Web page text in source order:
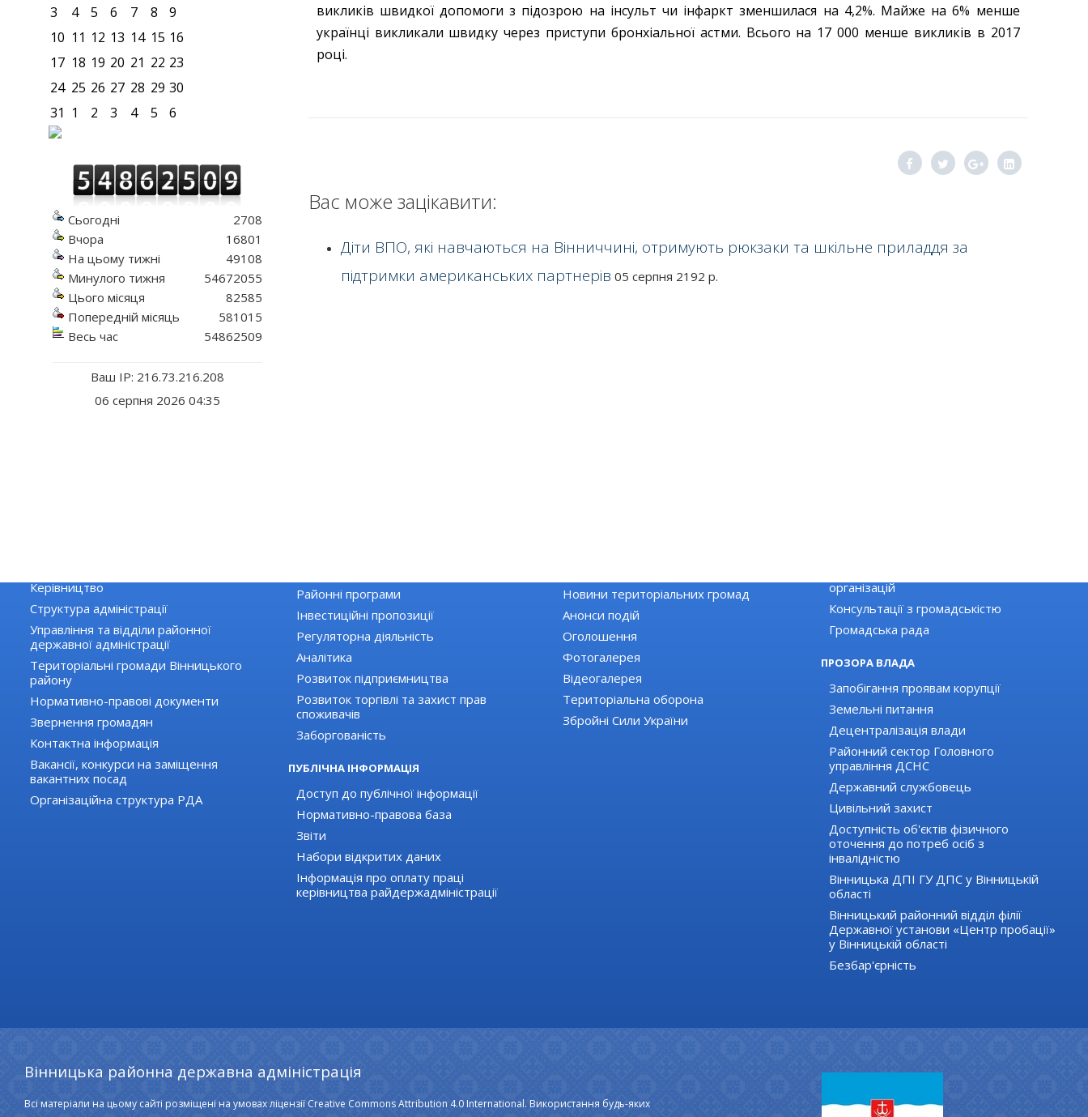
3
4 5 6 7 8
9
10 11 12 13 14 15 16
17 18 19 20 21 22 23
24 25 26 27 28 29 30
31 1 2 3 4 5 6
Сьогодні
Вчора
На цьому тижні
Минулого тижня
Цього місяця
Попередній місяць
Весь час
2708
16801
49108
54672055
82585
581015
54862509
Ваш IP: 216.73.216.208
06 серпня 2026 04:35
викликів швидкої допомоги з підозрою на інсульт чи інфаркт зменшилася на 4,2%. Майже на 6% менше
українці викликали швидку через приступи бронхіальної астми. Всього на 17 000 менше викликів в 2017
році.
Вас може зацікавити:
Діти ВПО, які навчаються на Вінниччині, отримують рюкзаки та шкільне приладдя за
підтримки американських партнерів 05 серпня 2192 р.
Керівництво
Структура адміністрації
Управління та відділи районної
державної адміністрації
Територіальні громади Вінницького
району
Нормативно-правові документи
Звернення громадян
Контактна інформація
Вакансії, конкурси на заміщення
вакантних посад
Організаційна структура РДА
Районні програми
Інвестиційні пропозиції
Регуляторна діяльність
Аналітика
Розвиток підприємництва
Розвиток торгівлі та захист прав
споживачів
Заборгованість
ПУБЛІЧНА ІНФОРМАЦІЯ
Доступ до публічної інформації
Нормативно-правова база
Звіти
Набори відкритих даних
Інформація про оплату праці
керівництва райдержадміністрації
Новини територіальних громад
Анонси подій
Оголошення
Фотогалерея
Відеогалерея
Територіальна оборона
Збройні Сили України
організацій
Консультації з громадськістю
Громадська рада
ПРОЗОРА ВЛАДА
Запобігання проявам корупції
Земельні питання
Децентралізація влади
Районний сектор Головного
управління ДСНС
Державний службовець
Цивільний захист
Доступність об'єктів фізичного
оточення до потреб осіб з
інвалідністю
Вінницька ДПІ ГУ ДПС у Вінницькій
області
Вінницький районний відділ філії
Державної установи «Центр пробації»
у Вінницькій області
Безбар'єрність
Вінницька районна державна адміністрація
Всі матеріали на цьому сайті розміщені на умовах ліцензії Creative Commons Attribution 4.0 International. Використання будь-яких